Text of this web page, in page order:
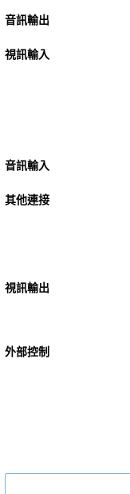
音訊輸出
視訊輸入
音訊輸入
其他連接
視訊輸出
外部控制